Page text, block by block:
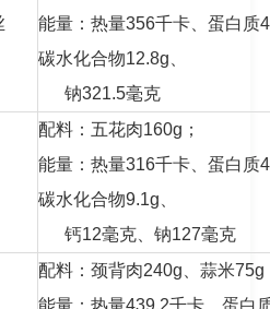
能量：热量356千卡、蛋白质
碳水化合物12.8g、
钠321.5毫克
配料：五花肉160g；
能量：热量316千卡、蛋白质
碳水化合物9.1g、
钙12毫克、钠127毫克
配料：颈背肉240g、蒜米75g
能量：热量439.2千卡、蛋白